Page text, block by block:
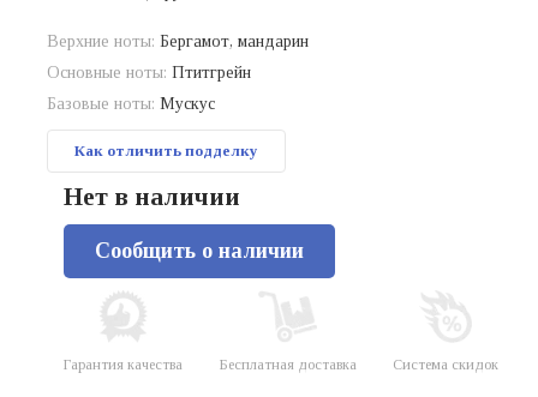
Как отличить подделку
Верхние ноты: Бергамот, мандарин
Основные ноты: Птитгрейн
Базовые ноты: Мускус
Нет в наличии
Сообщить о наличии
Гарантия качества Бесплатная доставка Система скидок